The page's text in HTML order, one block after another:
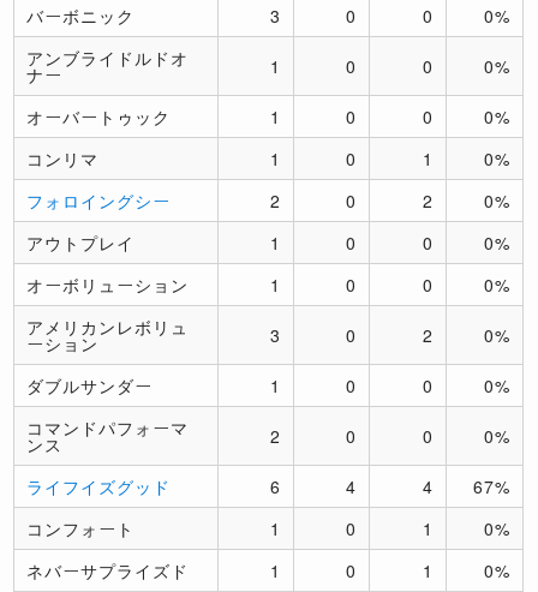
バーボニック
3 0 0
0%
アンブライドルドオ
ナー 1 0 0 0%
オーバートゥック 1 0 0
0%
コンリマ
1 0 1
0%
フォロイングシー
2 0 2
0%
アウトプレイ
1 0 0
0%
オーボリューション
1 0 0
0%
アメリカンレボリュ
ーション 3 0 2 0%
ダブルサンダー 1 0 0
0%
コマンドパフォーマ
ンス 2 0 0 0%
ライフイズグッド 6 4 4
67%
コンフォート
1 0 1
0%
ネバーサプライズド
1 0 1
0%